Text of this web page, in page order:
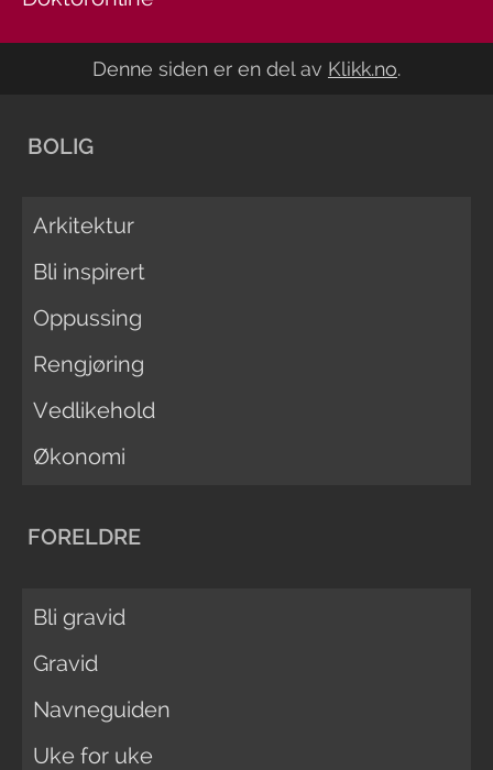
Denne siden er en del av Klikk.no.
BOLIG
Arkitektur
Bli inspirert
Oppussing
Rengjøring
Vedlikehold
Økonomi
FORELDRE
Bli gravid
Gravid
Navneguiden
Uke for uke